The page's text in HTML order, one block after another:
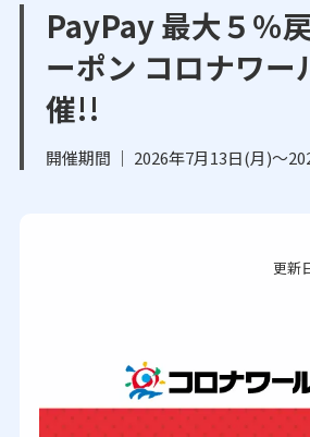
PayPay 最大５％
ーポン コロナワー
催!!
開催期間 ｜ 2026年7月13日(月)～
更新